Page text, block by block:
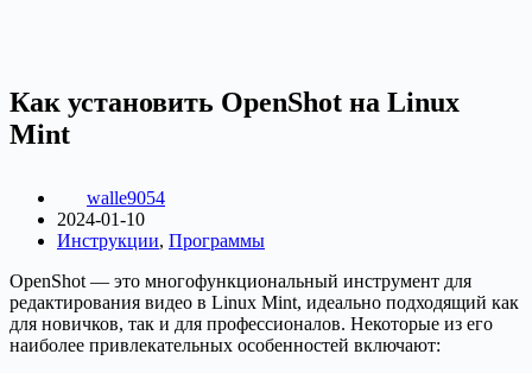
Как установить OpenShot на Linux
Mint
walle9054
2024-01-10
Инструкции, Программы
OpenShot — это многофункциональный инструмент для
редактирования видео в Linux Mint, идеально подходящий как
для новичков, так и для профессионалов. Некоторые из его
наиболее привлекательных особенностей включают: